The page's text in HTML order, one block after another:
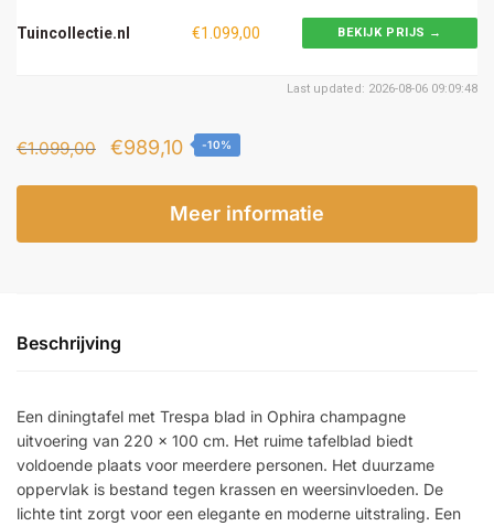
Tuincollectie.nl €1.099,00 BEKIJK PRIJS →
Last updated: 2026-08-06 09:09:48
€1.099,00
Oorspronkelijke
€1.099,00.
€989,10Huidige
is:
€989,10.
-10%
Meer informatie
Beschrijving
Een diningtafel met Trespa blad in Ophira champagne
uitvoering van 220 x 100 cm. Het ruime tafelblad biedt
voldoende plaats voor meerdere personen. Het duurzame
oppervlak is bestand tegen krassen en weersinvloeden. De
lichte tint zorgt voor een elegante en moderne uitstraling. Een